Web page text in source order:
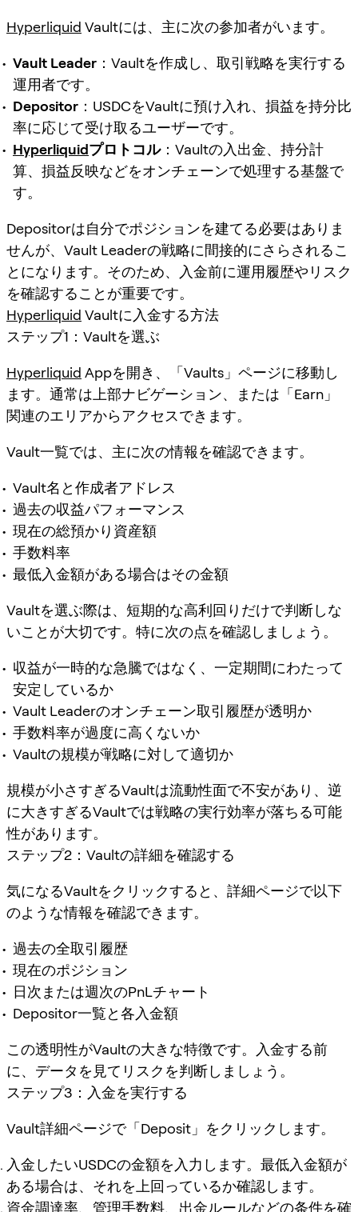
Hyperliquid Vaultには、主に次の参加者がいます。
Vault Leader ：Vaultを作成し、取引戦略を実行する
運用者です。
Depositor ：USDCをVaultに預け入れ、損益を持分比
率に応じて受け取るユーザーです。
Hyperliquidプロトコル：Vaultの入出金、持分計
算、損益反映などをオンチェーンで処理する基盤で
す。
Depositorは自分でポジションを建てる必要はありま
せんが、Vault Leaderの戦略に間接的にさらされるこ
とになります。そのため、入金前に運用履歴やリスク
を確認することが重要です。
Hyperliquid Vaultに入金する方法
ステップ1：Vaultを選ぶ
Hyperliquid Appを開き、「Vaults」ページに移動し
ます。通常は上部ナビゲーション、または「Earn」
関連のエリアからアクセスできます。
Vault一覧では、主に次の情報を確認できます。
Vault名と作成者アドレス
過去の収益パフォーマンス
現在の総預かり資産額
手数料率
最低入金額がある場合はその金額
Vaultを選ぶ際は、短期的な高利回りだけで判断しな
いことが大切です。特に次の点を確認しましょう。
収益が一時的な急騰ではなく、一定期間にわたって
安定しているか
Vault Leaderのオンチェーン取引履歴が透明か
手数料率が過度に高くないか
Vaultの規模が戦略に対して適切か
規模が小さすぎるVaultは流動性面で不安があり、逆
に大きすぎるVaultでは戦略の実行効率が落ちる可能
性があります。
ステップ2：Vaultの詳細を確認する
気になるVaultをクリックすると、詳細ページで以下
のような情報を確認できます。
過去の全取引履歴
現在のポジション
日次または週次のPnLチャート
Depositor一覧と各入金額
この透明性がVaultの大きな特徴です。入金する前
に、データを見てリスクを判断しましょう。
ステップ3：入金を実行する
Vault詳細ページで「Deposit」をクリックします。
入金したいUSDCの金額を入力します。最低入金額が
ある場合は、それを上回っているか確認します。
資金調達率、管理手数料、出金ルールなどの条件を確